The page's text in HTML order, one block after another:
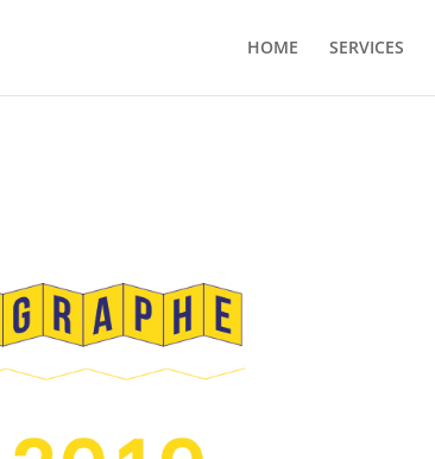
HOME SERVICES